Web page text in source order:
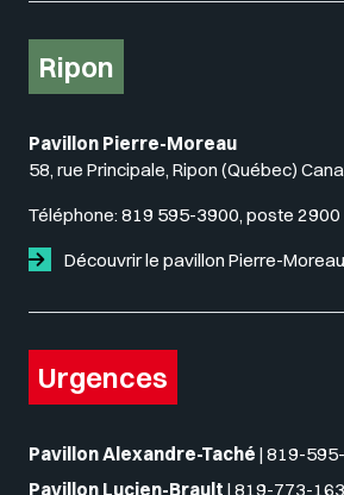
Ripon
Pavillon Pierre-Moreau
58, rue Principale, Ripon (Québec)
Téléphone: 819 595-3900, poste 2900
Découvrir le pavillon Pierre-Moreau
Urgences
Pavillon Alexandre-Taché | 819-
Pavillon Lucien-Brault | 819-773-